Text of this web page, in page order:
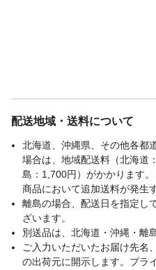
配送地域・送料について
北海道、沖縄県、その他各都
場合は、地域配送料（北海道
島：1,700円）がかかります
商品において追加送料が発生
離島の場合、配送日を指定し
ざいます。
別送品は、北海道・沖縄・離
ご入力いただいたお届け先名
の出荷元に開示します。プラ